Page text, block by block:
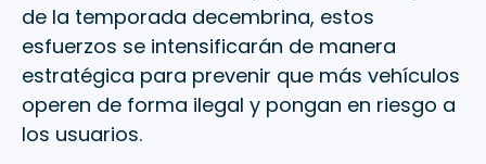
de la temporada decembrina, estos
esfuerzos se intensificarán de manera
estratégica para prevenir que más vehículos
operen de forma ilegal y pongan en riesgo a
los usuarios.